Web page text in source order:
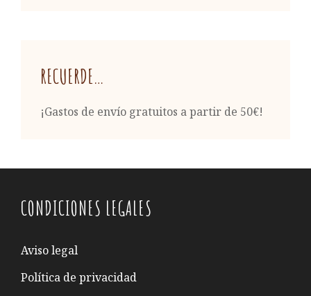
RECUERDE…
¡Gastos de envío gratuitos a partir de 50€!
CONDICIONES LEGALES
Aviso legal
Política de privacidad